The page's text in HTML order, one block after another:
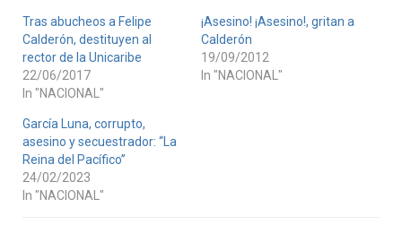
Tras abucheos a Felipe
Calderón, destituyen al
rector de la Unicaribe
22/06/2017
In "NACIONAL"
¡Asesino! ¡Asesino!, gritan a
Calderón
19/09/2012
In "NACIONAL"
García Luna, corrupto,
asesino y secuestrador: “La
Reina del Pacífico”
24/02/2023
In "NACIONAL"